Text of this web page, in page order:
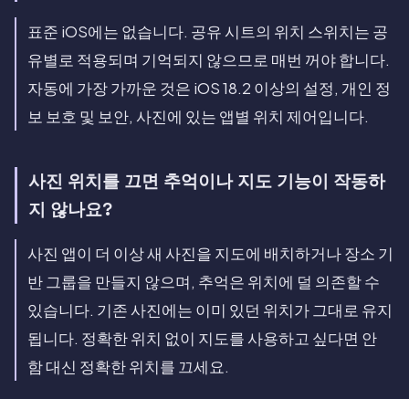
표준 iOS에는 없습니다. 공유 시트의 위치 스위치는 공
유별로 적용되며 기억되지 않으므로 매번 꺼야 합니다.
자동에 가장 가까운 것은 iOS 18.2 이상의 설정, 개인 정
보 보호 및 보안, 사진에 있는 앱별 위치 제어입니다.
사진 위치를 끄면 추억이나 지도 기능이 작동하
지 않나요?
사진 앱이 더 이상 새 사진을 지도에 배치하거나 장소 기
반 그룹을 만들지 않으며, 추억은 위치에 덜 의존할 수
있습니다. 기존 사진에는 이미 있던 위치가 그대로 유지
됩니다. 정확한 위치 없이 지도를 사용하고 싶다면 안
함 대신 정확한 위치를 끄세요.